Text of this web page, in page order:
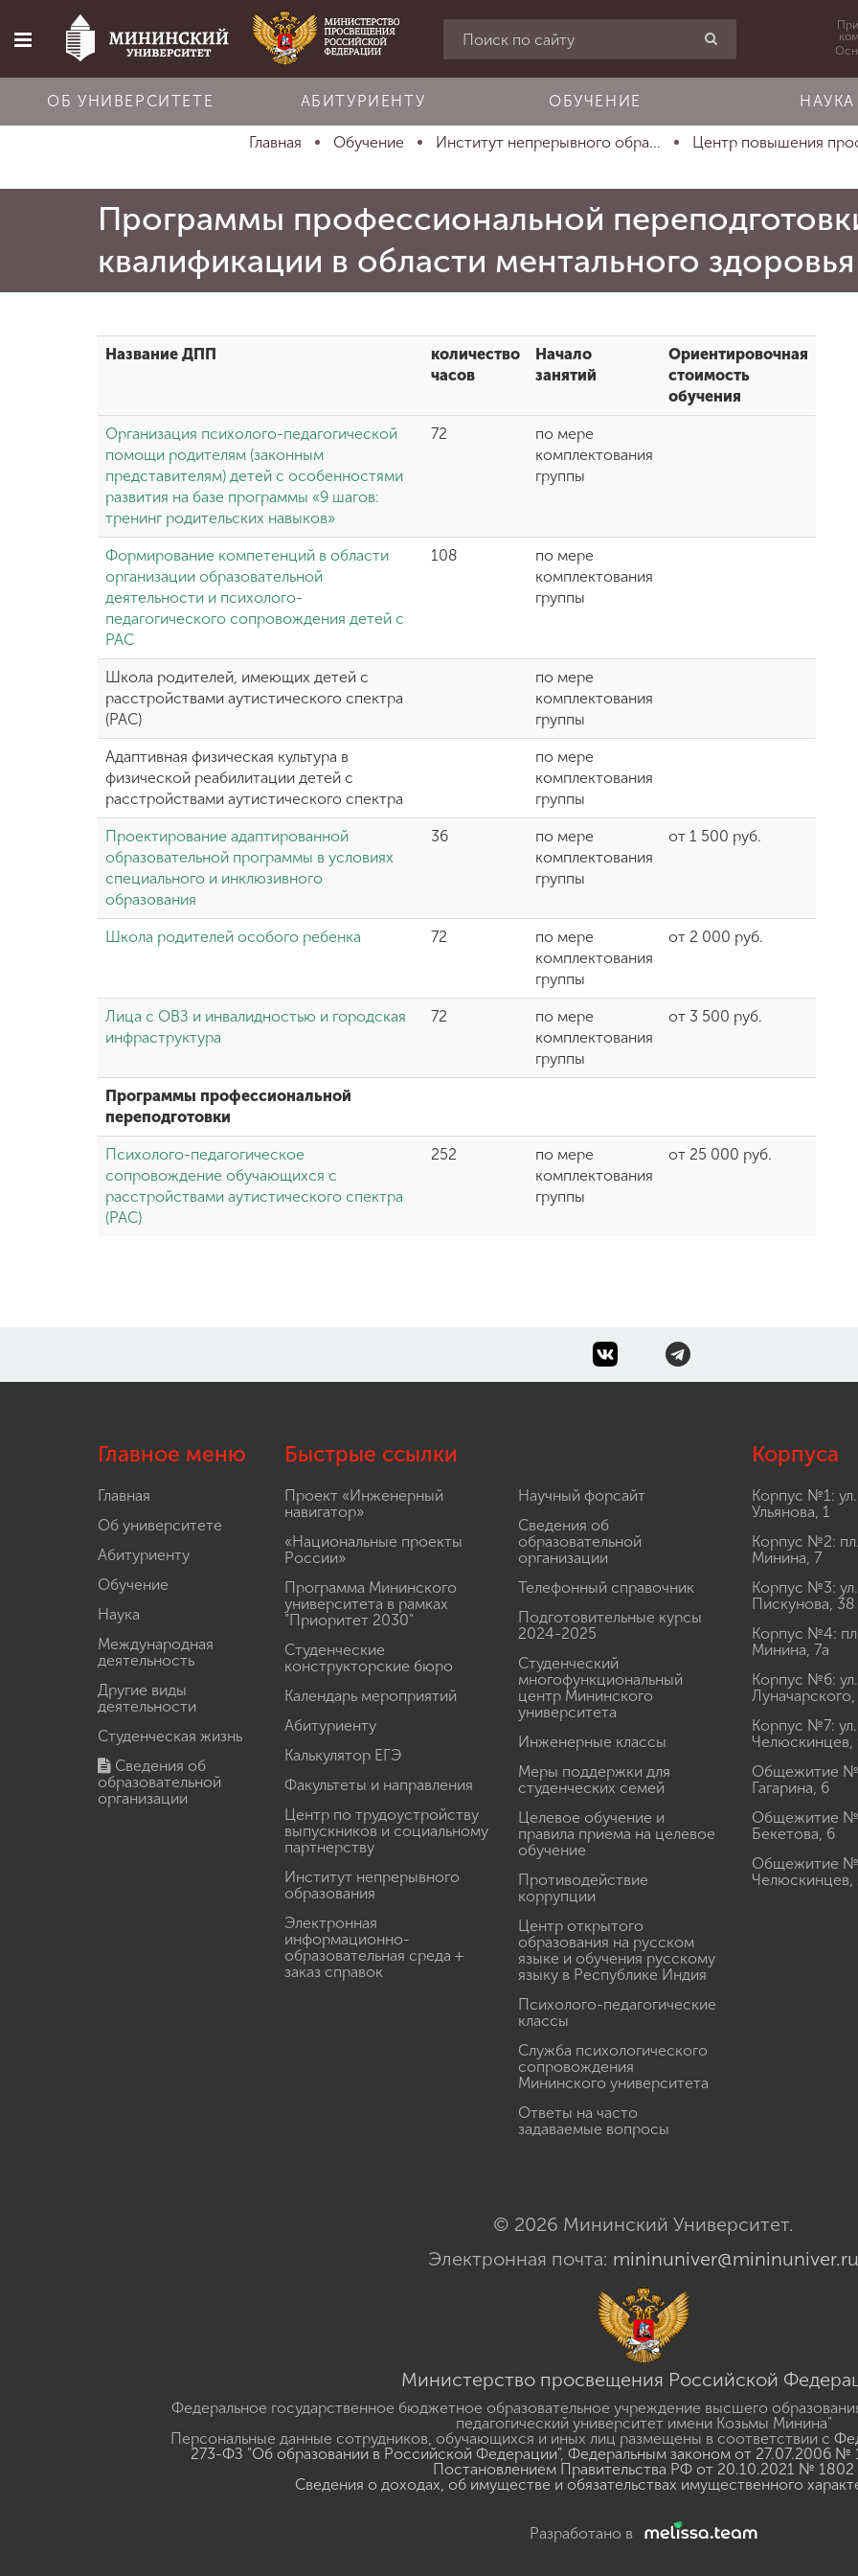
Об университете
Обучение
Международная
деятельность
Другие виды
деятельности
Студенческая
жизнь
Сведения об
образовательной
организации
Приемная
комиссия
+7 (831) 262-26-20
ОБ УНИВЕРСИТЕТЕ АБИТУРИЕНТУ ОБУЧЕНИЕ НАУКА
Главная Обучение Институт непрерывного обра... Центр повышения
Программы профессиональной
квалификации в области ментального здоровья
Название ДПП
количество
часов
Начало
занятий
Ориентировочная
стоимость
обучения
Организация психолого-педагогической
помощи родителям (законным
представителям) детей с особенностями
развития на базе программы «9 шагов:
тренинг родительских навыков»
72
по мере
комплектования
группы
Формирование компетенций в области
организации образовательной
деятельности и психолого-
педагогического сопровождения детей с
РАС
108
по мере
комплектования
группы
Школа родителей, имеющих детей с
расстройствами аутистического спектра
(РАС)
по мере
комплектования
группы
Адаптивная физическая культура в
физической реабилитации детей с
расстройствами аутистического спектра
по мере
комплектования
группы
Проектирование адаптированной
образовательной программы в условиях
специального и инклюзивного
образования
36
по мере
комплектования
группы
от 1 500 руб.
Школа родителей особого ребенка 72
по мере
комплектования
группы
от 2 000 руб.
Лица с ОВЗ и инвалидностью и городская
инфраструктура
72
по мере
комплектования
группы
от 3 500 руб.
Программы профессиональной
переподготовки
Психолого-педагогическое
сопровождение обучающихся с
расстройствами аутистического спектра
(РАС)
252
по мере
комплектования
группы
от 25 000 руб.
Главное меню
Главная
Об университете
Абитуриенту
Обучение
Наука
Международная
деятельность
Другие виды
деятельности
Студенческая жизнь
Сведения об
образовательной
организации
Быстрые ссылки
Проект «Инженерный
навигатор»
«Национальные проекты
России»
Программа Мининского
университета в рамках
"Приоритет 2030"
Студенческие
конструкторские бюро
Календарь мероприятий
Абитуриенту
Калькулятор ЕГЭ
Факультеты и направления
Центр по трудоустройству
выпускников и социальному
партнерству
Институт непрерывного
образования
Электронная
информационно-
образовательная среда +
заказ справок
Научный форсайт
Сведения об
образовательной
организации
Телефонный справочник
Подготовительные курсы
2024-2025
Студенческий
многофункциональный
центр Мининского
университета
Инженерные классы
Меры поддержки для
студенческих семей
Целевое обучение и
правила приема на целевое
обучение
Противодействие
коррупции
Центр открытого
образования на русском
языке и обучения русскому
языку в Республике Индия
Психолого-педагогические
классы
Служба психологического
сопровождения
Мининского университета
Ответы на часто
задаваемые вопросы
Корпуса
Корпус №1: ул.
Ульянова, 1
Корпус №2: пл.
Минина, 7
Корпус №3: ул.
Пискунова, 38
Корпус №4:
Минина, 7а
Корпус №6: ул.
Луначарского,
Корпус №7: ул.
Челюскинцев,
Общежитие №
Гагарина, 6
Общежитие №
Бекетова, 6
Общежитие №
Челюскинцев,
© 2026 Мининский Университет.
Электронная почта: mininuniver@mininuniver.ru
Министерство просвещения Российской
Федеральное государственное бюджетное образовательное учреждение высшего
педагогический университет имени Козьмы Минина"
Персональные данные сотрудников, обучающихся и иных лиц размещены в соответствии с
273-ФЗ "Об образовании в Российской Федерации", Федеральным законом от 27.07.2006 №
Постановлением Правительства РФ от 20.10.2021 № 1802
Сведения о доходах, об имуществе и обязательствах имущественного
Разработано в